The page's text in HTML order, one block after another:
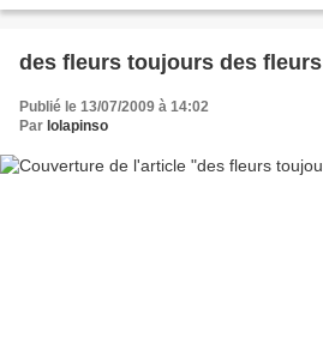
des fleurs toujours des fleurs
Publié le 13/07/2009 à 14:02
Par lolapinso